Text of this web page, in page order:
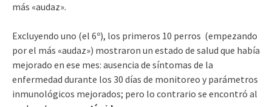
más «audaz».
Excluyendo uno (el 6º), los primeros 10 perros (empezando
por el más «audaz») mostraron un estado de salud que había
mejorado en ese mes: ausencia de síntomas de la
enfermedad durante los 30 días de monitoreo y parámetros
inmunológicos mejorados; pero lo contrario se encontró al